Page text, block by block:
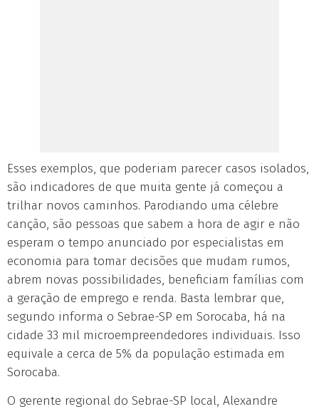
Esses exemplos, que poderiam parecer casos isolados,
são indicadores de que muita gente já começou a
trilhar novos caminhos. Parodiando uma célebre
canção, são pessoas que sabem a hora de agir e não
esperam o tempo anunciado por especialistas em
economia para tomar decisões que mudam rumos,
abrem novas possibilidades, beneficiam famílias com
a geração de emprego e renda. Basta lembrar que,
segundo informa o Sebrae-SP em Sorocaba, há na
cidade 33 mil microempreendedores individuais. Isso
equivale a cerca de 5% da população estimada em
Sorocaba.
O gerente regional do Sebrae-SP local, Alexandre